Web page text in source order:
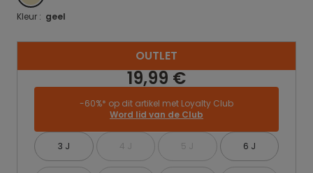
Kleur : geel
OUTLET
19,99 €
-60%* op dit artikel met Loyalty Club
Word lid van de Club
3 J 4 J 5 J 6 J